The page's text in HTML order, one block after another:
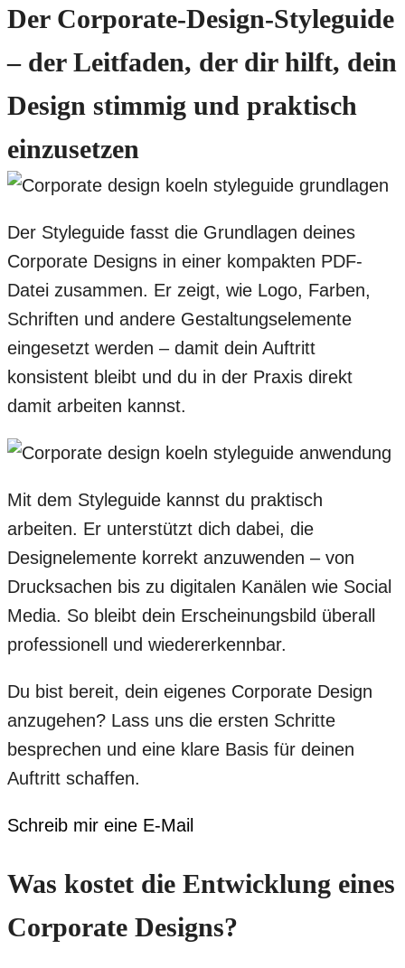
Der Corporate-Design-Styleguide
– der Leitfaden, der dir hilft, dein
Design stimmig und praktisch
einzusetzen
Der Styleguide fasst die Grundlagen deines
Corporate Designs in einer kompakten PDF-
Datei zusammen. Er zeigt, wie Logo, Farben,
Schriften und andere Gestaltungselemente
eingesetzt werden – damit dein Auftritt
konsistent bleibt und du in der Praxis direkt
damit arbeiten kannst.
Mit dem Styleguide kannst du praktisch
arbeiten. Er unterstützt dich dabei, die
Designelemente korrekt anzuwenden – von
Drucksachen bis zu digitalen Kanälen wie Social
Media. So bleibt dein Erscheinungsbild überall
professionell und wiedererkennbar.
Du bist bereit, dein eigenes Corporate Design
anzugehen? Lass uns die ersten Schritte
besprechen und eine klare Basis für deinen
Auftritt schaffen.
Schreib mir eine E-Mail
Was kostet die Entwicklung eines
Corporate Designs?